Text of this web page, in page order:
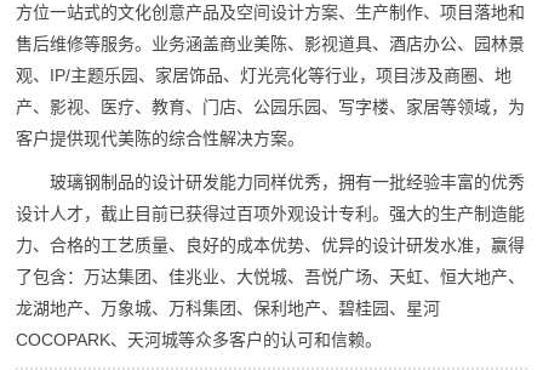
方位一站式的文化创意产品及空间设计方案、生产制作、项目落地和
售后维修等服务。业务涵盖商业美陈、影视道具、酒店办公、园林景
观、IP/主题乐园、家居饰品、灯光亮化等行业，项目涉及商圈、地
产、影视、医疗、教育、门店、公园乐园、写字楼、家居等领域，为
客户提供现代美陈的综合性解决方案。
玻璃钢制品的设计研发能力同样优秀，拥有一批经验丰富的优秀
设计人才，截止目前已获得过百项外观设计专利。强大的生产制造能
力、合格的工艺质量、良好的成本优势、优异的设计研发水准，赢得
了包含：万达集团、佳兆业、大悦城、吾悦广场、天虹、恒大地产、
龙湖地产、万象城、万科集团、保利地产、碧桂园、星河
COCOPARK、天河城等众多客户的认可和信赖。